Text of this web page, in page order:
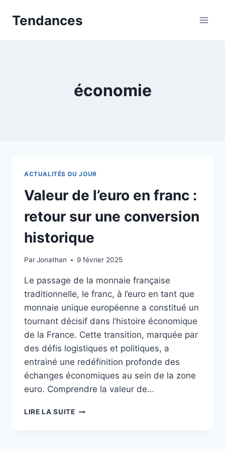
Tendances
économie
ACTUALITÉS DU JOUR
Valeur de l’euro en franc :
retour sur une conversion
historique
ParJonathan 9 février 2025
Le passage de la monnaie française
traditionnelle, le franc, à l’euro en tant que
monnaie unique européenne a constitué un
tournant décisif dans l’histoire économique
de la France. Cette transition, marquée par
des défis logistiques et politiques, a
entrainé une redéfinition profonde des
échanges économiques au sein de la zone
euro. Comprendre la valeur de…
LIRE LA SUITE VALEUR